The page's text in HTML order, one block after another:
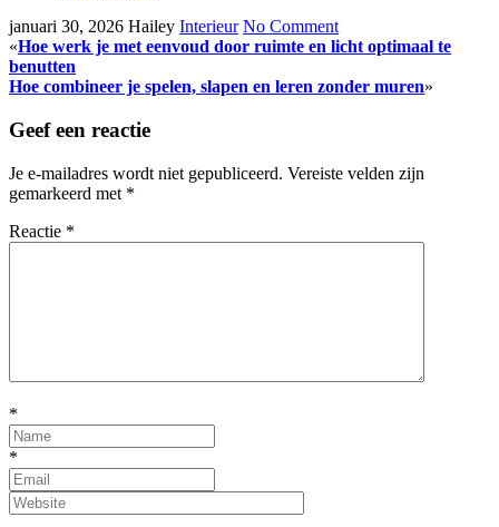
januari 30, 2026 Hailey Interieur No Comment
«Hoe werk je met eenvoud door ruimte en licht optimaal te
benutten
Hoe combineer je spelen, slapen en leren zonder muren»
Geef een reactie
Je e-mailadres wordt niet gepubliceerd. Vereiste velden zijn
gemarkeerd met *
Reactie *
*
*